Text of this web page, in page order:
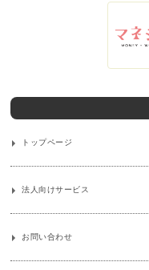
トップページ
法人向けサービス
お問い合わせ